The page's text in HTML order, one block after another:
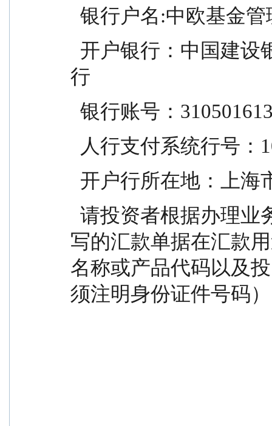
银行户名:中欧基金
行
银行账号：
人行支付系统行号
开户行所在地：上海
写的汇款单据在汇款
名称或产品代码以及
须注明身份证件号码